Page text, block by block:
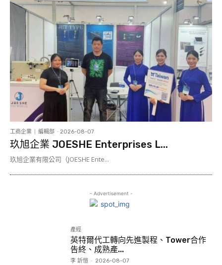
工商企業 編輯部 - 2026-08-07
玖旭企業 JOESHE Enterprises L...
玖旭企業有限公司（JOESHE Ente...
- Advertisement -
產經
英特爾代工轉向先進製程、Tower合作
告終、成熟產...
李 訢愷 - 2026-08-07